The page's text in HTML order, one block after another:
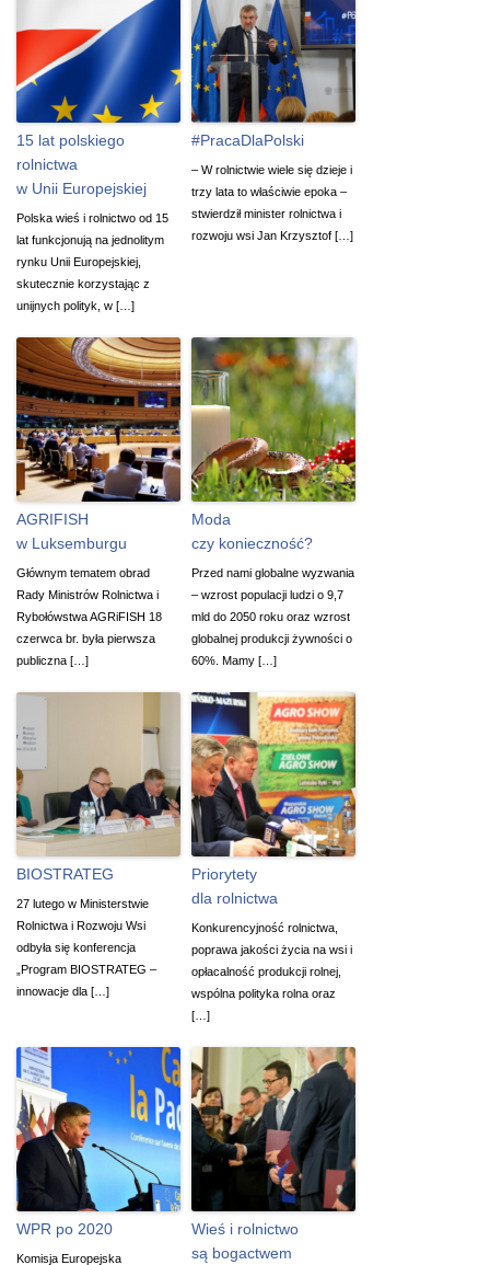
15 lat polskiego
rolnictwa
w Unii Europejskiej
Polska wieś i rolnictwo od 15
lat funkcjonują na jednolitym
rynku Unii Europejskiej,
skutecznie korzystając z
unijnych polityk, w […]
#PracaDlaPolski
– W rolnictwie wiele się dzieje i
trzy lata to właściwie epoka –
stwierdził minister rolnictwa i
rozwoju wsi Jan Krzysztof […]
AGRIFISH
w Luksemburgu
Głównym tematem obrad
Rady Ministrów Rolnictwa i
Rybołówstwa AGRiFISH 18
czerwca br. była pierwsza
publiczna […]
Moda
czy konieczność?
Przed nami globalne wyzwania
– wzrost populacji ludzi o 9,7
mld do 2050 roku oraz wzrost
globalnej produkcji żywności o
60%. Mamy […]
BIOSTRATEG
27 lutego w Ministerstwie
Rolnictwa i Rozwoju Wsi
odbyła się konferencja
„Program BIOSTRATEG –
innowacje dla […]
Priorytety
dla rolnictwa
Konkurencyjność rolnictwa,
poprawa jakości życia na wsi i
opłacalność produkcji rolnej,
wspólna polityka rolna oraz
[…]
WPR po 2020
Komisja Europejska
Wieś i rolnictwo
są bogactwem